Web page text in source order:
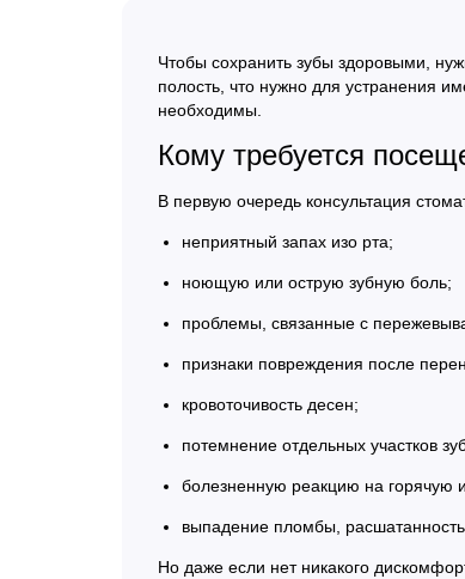
Чтобы сохранить зубы здоровыми,
полость, что нужно для устранения
необходимы.
Кому требуется
В первую очередь консультация
неприятный запах изо рта;
ноющую или острую зубную боль;
проблемы, связанные с
признаки повреждения после
кровоточивость десен;
потемнение отдельных участков
болезненную реакцию на горячую
выпадение пломбы,
Но даже если нет никакого